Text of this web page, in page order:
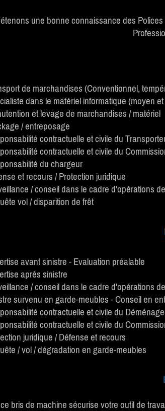
une bonne connaissance des
de marchandises (Conventionnel,
dans le matériel informatique (moyen
et levage de marchandises / matériel
/ entreposage
contractuelle et civile du
contractuelle et civile du
du chargeur
et recours / Protection juridique
/ conseil dans le cadre d'opérations
vol / disparition de frêt
avant sinistre - Evaluation préalable
après sinistre
/ conseil dans le cadre d'opérations
survenu en garde-meubles - Conseil en
contractuelle et civile du
contractuelle et civile du
juridique / Défense et recours
/ vol / dégradation en garde-meubles
bris de machine sécurise votre outil de